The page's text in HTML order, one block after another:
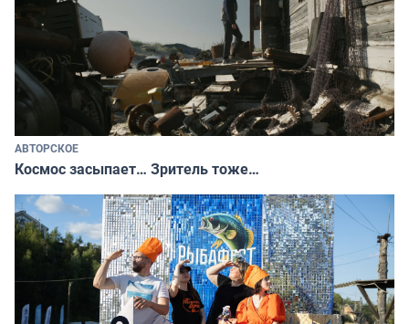
АВТОРСКОЕ
Космос засыпает… Зритель тоже…